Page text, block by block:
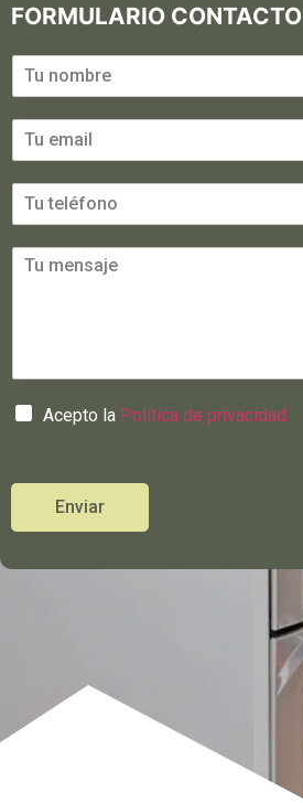
FORMULARIO CONTACTO
Acepto la Política de privacidad
Enviar